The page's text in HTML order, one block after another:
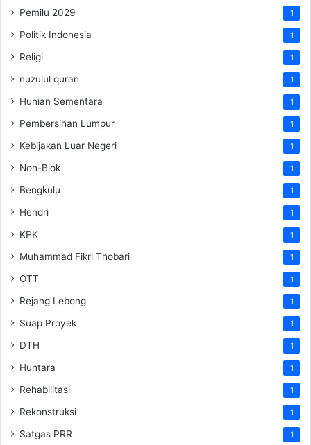
Pemilu 2029 1
Politik Indonesia 1
Religi 1
nuzulul quran 1
Hunian Sementara 1
Pembersihan Lumpur 1
Kebijakan Luar Negeri 1
Non-Blok 1
Bengkulu 1
Hendri 1
KPK 1
Muhammad Fikri Thobari 1
OTT 1
Rejang Lebong 1
Suap Proyek 1
DTH 1
Huntara 1
Rehabilitasi 1
Rekonstruksi 1
Satgas PRR 1